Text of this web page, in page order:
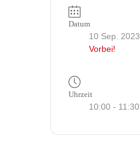
Datum
10 Sep. 2023
Vorbei!
Uhrzeit
10:00 - 11:30